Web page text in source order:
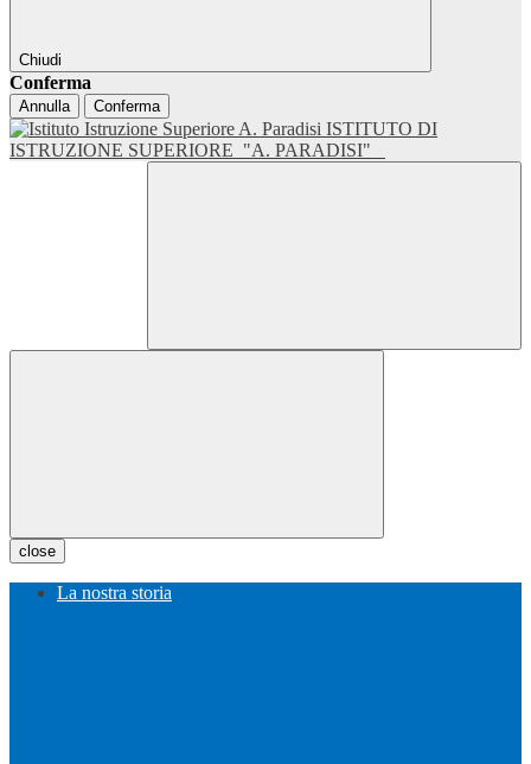
Chiudi
Conferma
Annulla Conferma
ISTITUTO DI
ISTRUZIONE SUPERIORE "A. PARADISI"
close
La nostra storia